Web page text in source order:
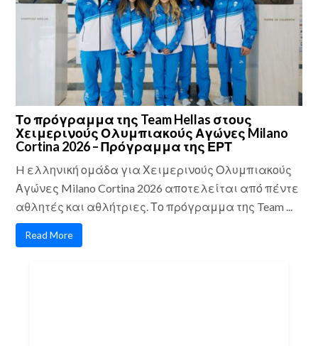
Το πρόγραμμα της Team Hellas στους
Χειμερινούς Ολυμπιακούς Αγώνες Milano
Cortina 2026 – Πρόγραμμα της ΕΡΤ
H ελληνική ομάδα για Χειμερινούς Ολυμπιακούς
Αγώνες Milano Cortina 2026 αποτελείται από πέντε
αθλητές και αθλήτριες. Το πρόγραμμα της Team ...
Read More